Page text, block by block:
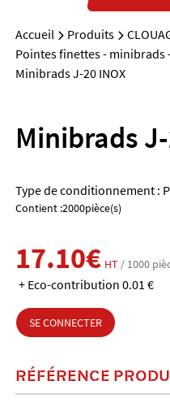
Accueil Produits
Pointes finettes - minibrads
Minibrads J-20 INOX
Minibrads
Type de conditionnement :
Contient :2000pièce(s)
17.10€ HT / 1000
+ Eco-contribution 0.01 €
SE CONNECTER
RÉFÉRENCE